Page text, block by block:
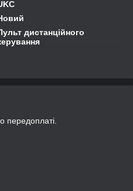
дистанційного
передоплаті.